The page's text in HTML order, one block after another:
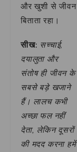
और खुशी से जीवन
बिताता रहा।
सीख: सच्चाई,
दयालुता और
संतोष ही जीवन के
सबसे बड़े खजाने
हैं। लालच कभी
अच्छा फल नहीं
देता, लेकिन दूसरों
की मदद करना हमें